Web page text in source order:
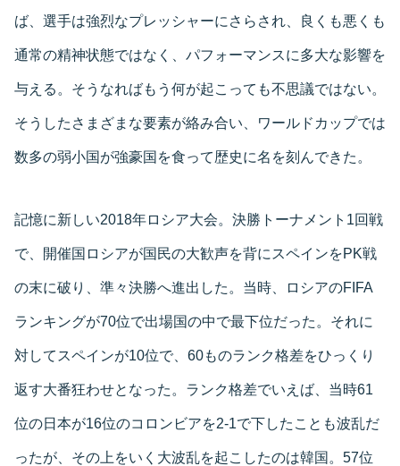
ば、選手は強烈なプレッシャーにさらされ、良くも悪くも
通常の精神状態ではなく、パフォーマンスに多大な影響を
与える。そうなればもう何が起こっても不思議ではない。
そうしたさまざまな要素が絡み合い、ワールドカップでは
数多の弱小国が強豪国を食って歴史に名を刻んできた。
記憶に新しい2018年ロシア大会。決勝トーナメント1回戦
で、開催国ロシアが国民の大歓声を背にスペインをPK戦
の末に破り、準々決勝へ進出した。当時、ロシアのFIFA
ランキングが70位で出場国の中で最下位だった。それに
対してスペインが10位で、60ものランク格差をひっくり
返す大番狂わせとなった。ランク格差でいえば、当時61
位の日本が16位のコロンビアを2-1で下したことも波乱だ
ったが、その上をいく大波乱を起こしたのは韓国。57位